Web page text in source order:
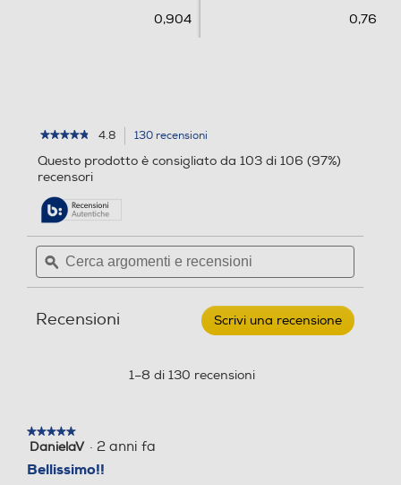
s
0,904 0,76
★★★★★
★★★★★
su
5
Leggi
recensioni
per
LEGO
-
CLASSIC
43249
4.8 130 recensioni
porterà
Questo prodotto è consigliato da 103 di 106 (97%)
recensori
Cerca
argomenti
e
ϙ
Recensioni Scrivi una recensione
Questa
1–8 di 130 recensioni
★★★★★
★★★★★
5
5
DanielaV · 2 anni fa
Bellissimo!!